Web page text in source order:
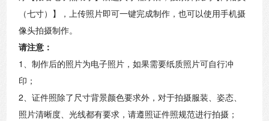
（七寸）】，上传照片即可一键完成制作，也可以使用手机摄
像头拍摄制作。
请注意：
1、制作后的照片为电子照片，如果需要纸质照片可自行冲
印；
2、证件照除了尺寸背景颜色要求外，对于拍摄服装、姿态、
照片清晰度、光线都有要求，请遵照证件照规范进行拍摄；